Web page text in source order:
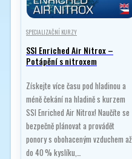
SPECIALIZAČNÍ KURZY
SSI Enriched Air Nitrox –
Potápění s nitroxem
Získejte více času pod hladinou a
méně čekání na hladině s kurzem
SSI Enriched Air Nitrox! Naučíte se
bezpečně plánovat a provádět
ponory s obohaceným vzduchem až
do 40 % kyslíku,…